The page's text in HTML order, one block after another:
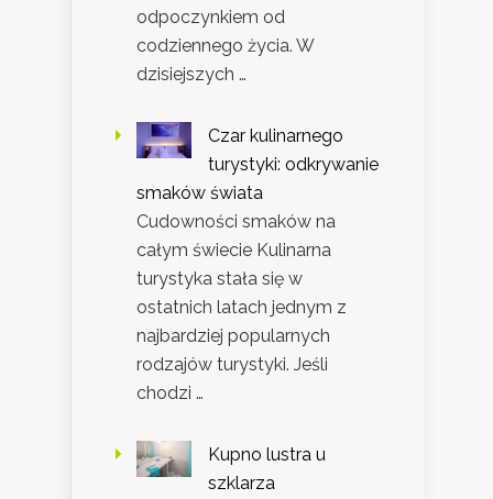
odpoczynkiem od
codziennego życia. W
dzisiejszych …
Czar kulinarnego
turystyki: odkrywanie
smaków świata
Cudowności smaków na
całym świecie Kulinarna
turystyka stała się w
ostatnich latach jednym z
najbardziej popularnych
rodzajów turystyki. Jeśli
chodzi …
Kupno lustra u
szklarza